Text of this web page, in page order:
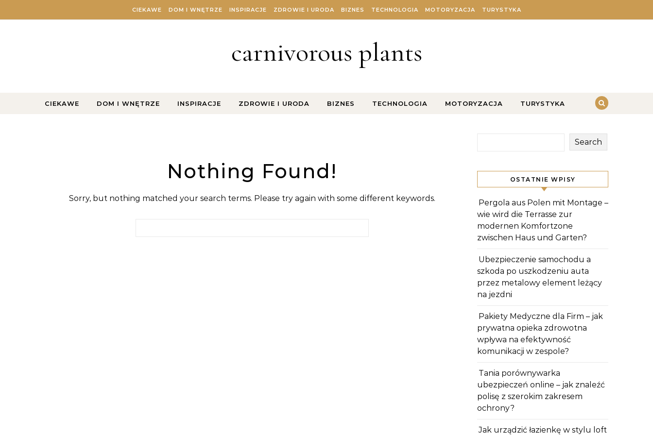
CIEKAWE DOM I WNĘTRZE INSPIRACJE ZDROWIE I URODA BIZNES TECHNOLOGIA MOTORYZACJA TURYSTYKA
carnivorous plants
CIEKAWE DOM I WNĘTRZE INSPIRACJE ZDROWIE I URODA BIZNES TECHNOLOGIA MOTORYZACJA TURYSTYKA
Nothing Found!
Sorry, but nothing matched your search terms. Please try again with some different keywords.
Search
OSTATNIE WPISY
Pergola aus Polen mit Montage –
wie wird die Terrasse zur
modernen Komfortzone
zwischen Haus und Garten?
Ubezpieczenie samochodu a
szkoda po uszkodzeniu auta
przez metalowy element leżący
na jezdni
Pakiety Medyczne dla Firm – jak
prywatna opieka zdrowotna
wpływa na efektywność
komunikacji w zespole?
Tania porównywarka
ubezpieczeń online – jak znaleźć
polisę z szerokim zakresem
ochrony?
Jak urządzić łazienkę w stylu loft